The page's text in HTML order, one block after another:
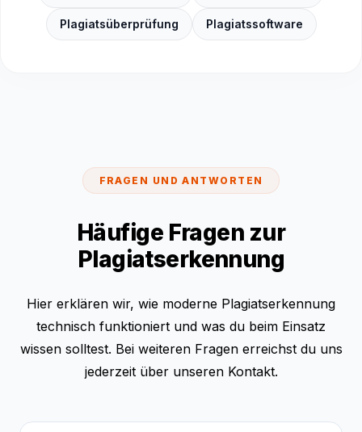
Plagiatsüberprüfung Plagiatssoftware
FRAGEN UND ANTWORTEN
Häufige Fragen zur
Plagiatserkennung
Hier erklären wir, wie moderne Plagiatserkennung
technisch funktioniert und was du beim Einsatz
wissen solltest. Bei weiteren Fragen erreichst du uns
jederzeit über unseren Kontakt.